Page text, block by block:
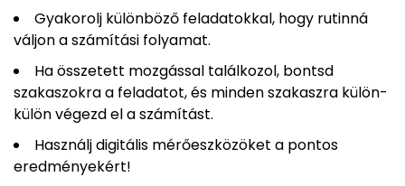
Gyakorolj különböző feladatokkal, hogy rutinná
váljon a számítási folyamat.
Ha összetett mozgással találkozol, bontsd
szakaszokra a feladatot, és minden szakaszra külön-
külön végezd el a számítást.
Használj digitális mérőeszközöket a pontos
eredményekért!